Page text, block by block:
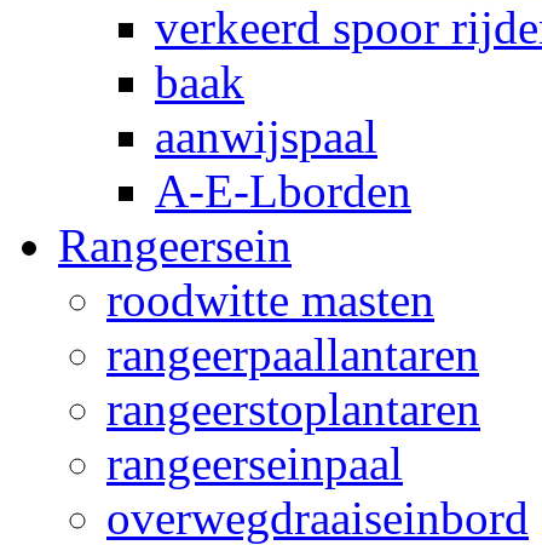
verkeerd spoor
baak
aanwijspaal
A-E-Lborden
Rangeersein
roodwitte masten
rangeerpaallantaren
rangeerstoplantaren
rangeerseinpaal
overwegdraaiseinbord